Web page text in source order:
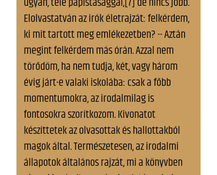
Elolvastatván az irók életrajzát: felkérdem,
ki mit tartott meg emlékezetben? -- Aztán
megint felkérdem más órán. Azzal nem
törődöm, ha nem tudja, két, vagy három
évig járt-e valaki iskolába: csak a főbb
momentumokra, az irodalmilag is
fontosokra szorítkozom. Kivonatot
készíttetek az olvasottak és hallottakból
magok által. Természetesen, az irodalmi
állapotok általános rajzát, mi a könyvben